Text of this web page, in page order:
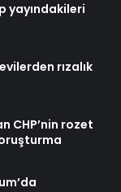
yayındakileri
rızalık
CHP’nin rozet